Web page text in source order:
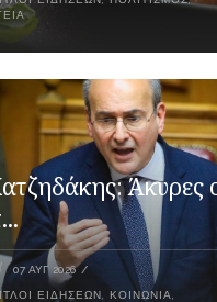
Άκυρες
07 ΑΥΓ 2026
ΕΙΔΉΣΕΩΝ ΚΟΙΝΩΝΊΑ